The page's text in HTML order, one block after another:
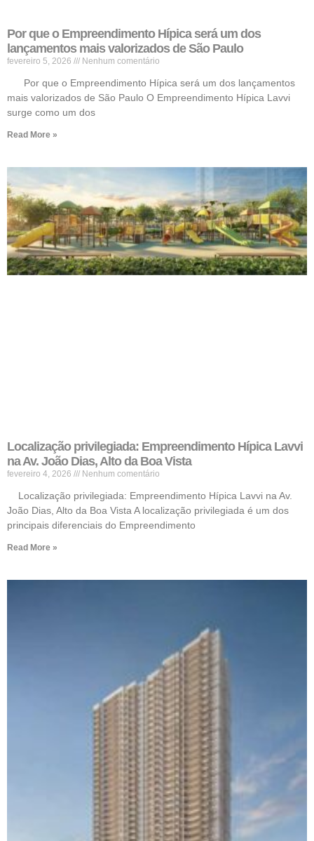
Por que o Empreendimento Hípica será um dos
lançamentos mais valorizados de São Paulo
fevereiro 5, 2026 Nenhum comentário
Por que o Empreendimento Hípica será um dos lançamentos
mais valorizados de São Paulo O Empreendimento Hípica Lavvi
surge como um dos
Read More »
Localização privilegiada: Empreendimento Hípica Lavvi
na Av. João Dias, Alto da Boa Vista
fevereiro 4, 2026 Nenhum comentário
Localização privilegiada: Empreendimento Hípica Lavvi na Av.
João Dias, Alto da Boa Vista A localização privilegiada é um dos
principais diferenciais do Empreendimento
Read More »